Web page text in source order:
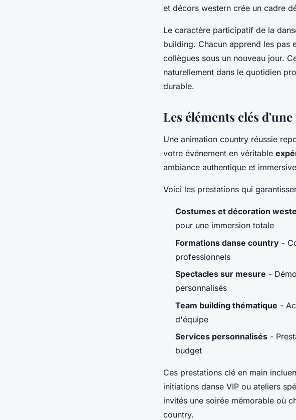
et décors western crée un cadre
Le caractère participatif de la
building. Chacun apprend les pas
collègues sous un nouveau jour.
naturellement dans le quotidien
durable.
Les éléments clés
Une animation country réussie
votre événement en véritable
ambiance authentique et
Voici les prestations qui
Costumes et décoration
pour une immersion totale
Formations danse country -
professionnels
Spectacles sur mesure -
personnalisés
Team building thématique -
d'équipe
Services personnalisés -
budget
Ces prestations clé en main
initiations danse VIP ou ateliers
invités une soirée mémorable où
country.